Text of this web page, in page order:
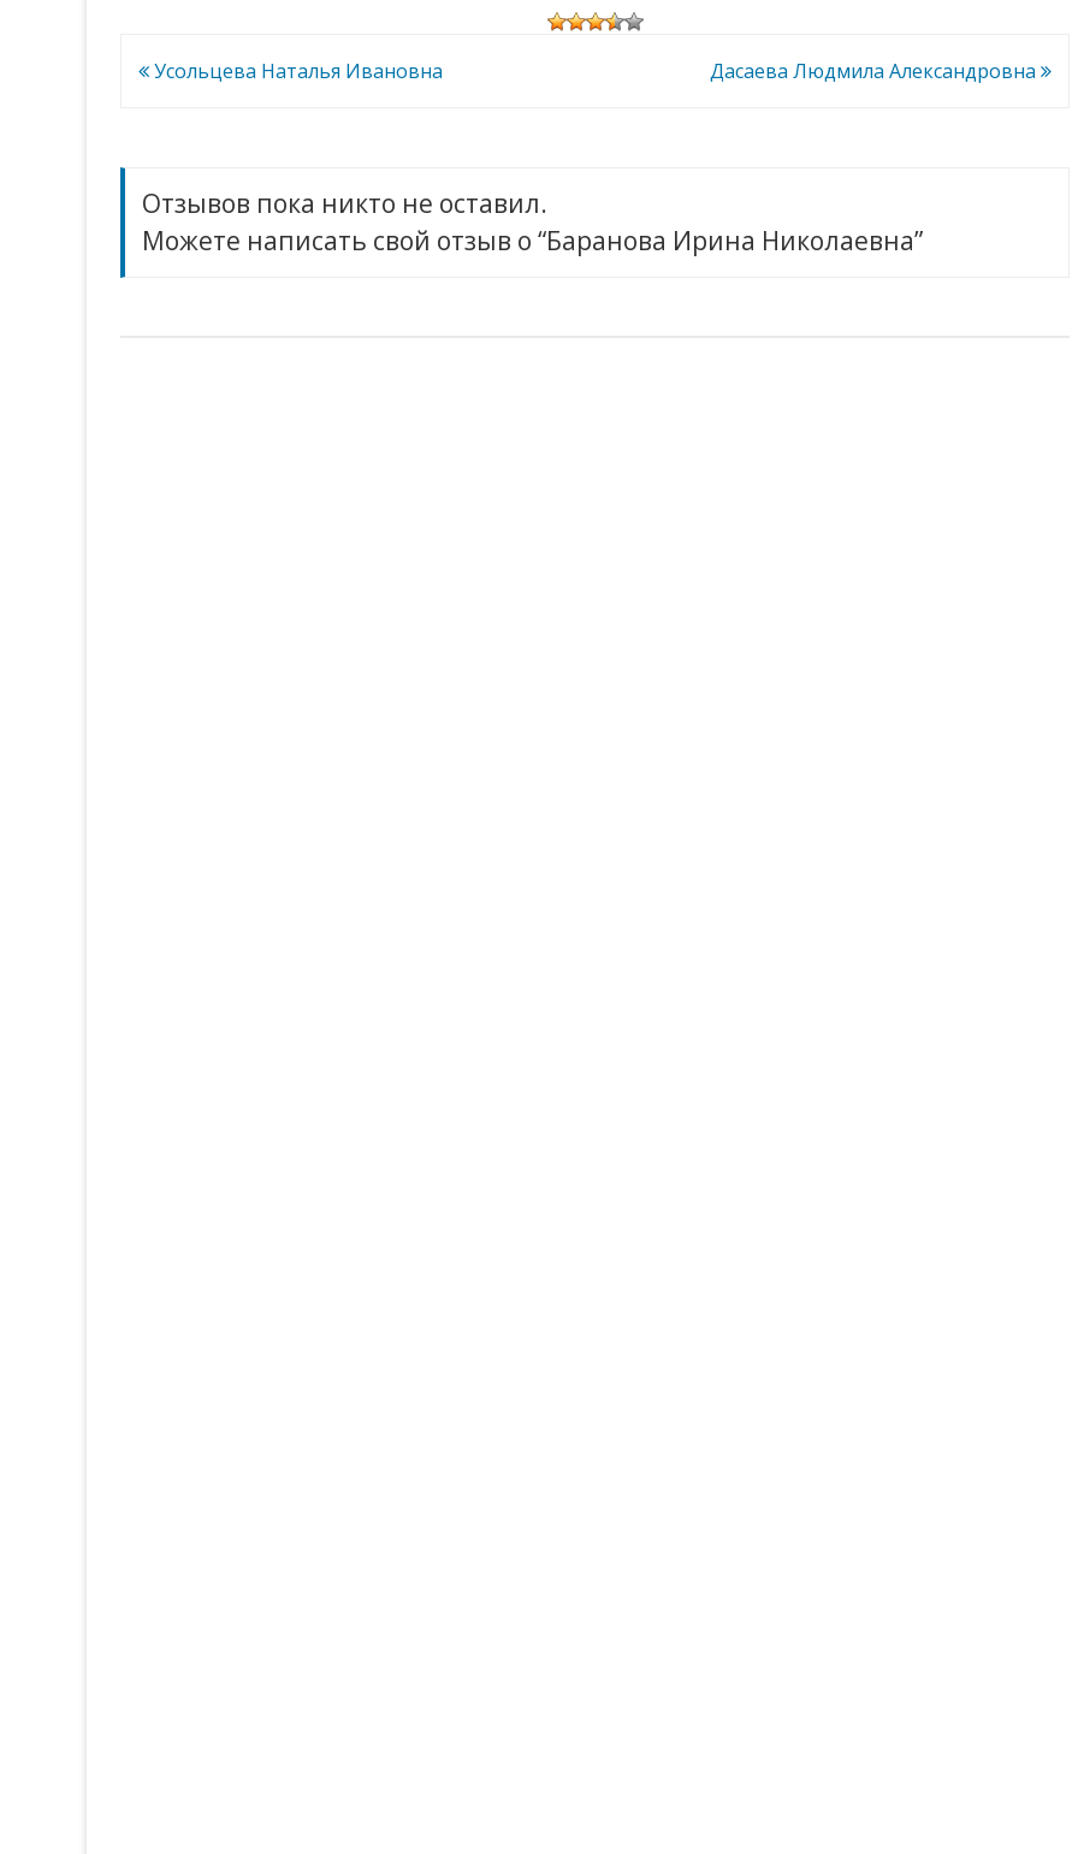
Навигация
Усольцева Наталья Ивановна Дасаева Людмила Александровна
Отзывов пока никто не оставил.
Можете написать свой отзыв о “Баранова Ирина Николаевна”